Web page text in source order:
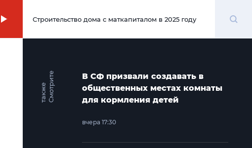
00:00
Строительство дома с маткапиталом в 2025 году
С
м
о
т
р и
т
е
т
а
к
ж
е
В СФ призвали создавать в
общественных местах комнаты
для кормления детей
вчера 17:30